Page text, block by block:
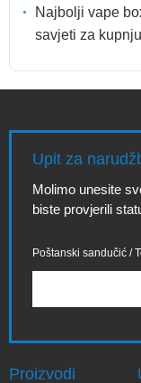
Najbolji vape
savjeti za
Upit za
Molimo unesite
biste provjerili
Poštanski sandučić /
Proizvodi